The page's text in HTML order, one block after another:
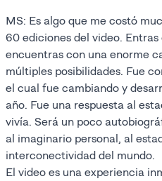
MS: Es algo que me costó
60 ediciones del video. Entras
encuentras con una enorme
múltiples posibilidades. Fue
el cual fue cambiando y
año. Fue una respuesta al
vivía. Será un poco
al imaginario personal, al
interconectividad del mundo.
El video es una experiencia